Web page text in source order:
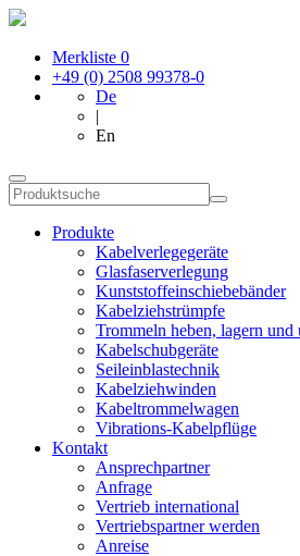
Merkliste 0
+49 (0) 2508 99378-0
De
|
En
Produkte
Kabelverlegegeräte
Glasfaserverlegung
Kunststoffeinschiebebänder
Kabelziehstrümpfe
Trommeln heben, lagern und
Kabelschubgeräte
Seileinblastechnik
Kabelziehwinden
Kabeltrommelwagen
Vibrations-Kabelpflüge
Kontakt
Ansprechpartner
Anfrage
Vertrieb international
Vertriebspartner werden
Anreise